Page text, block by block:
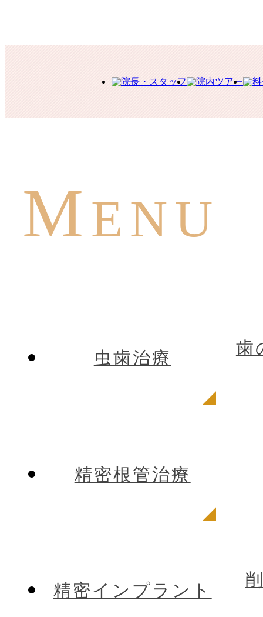
MENU
虫歯治療
歯
精密根管治療
精密インプラント